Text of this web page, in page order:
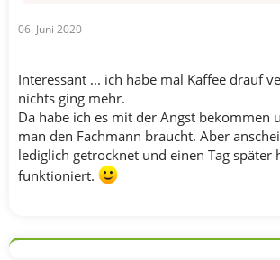
06. Juni 2020
Interessant ... ich habe mal Kaffee drauf
nichts ging mehr.
Da habe ich es mit der Angst bekommen
man den Fachmann braucht. Aber
lediglich getrocknet und einen Tag später
funktioniert.